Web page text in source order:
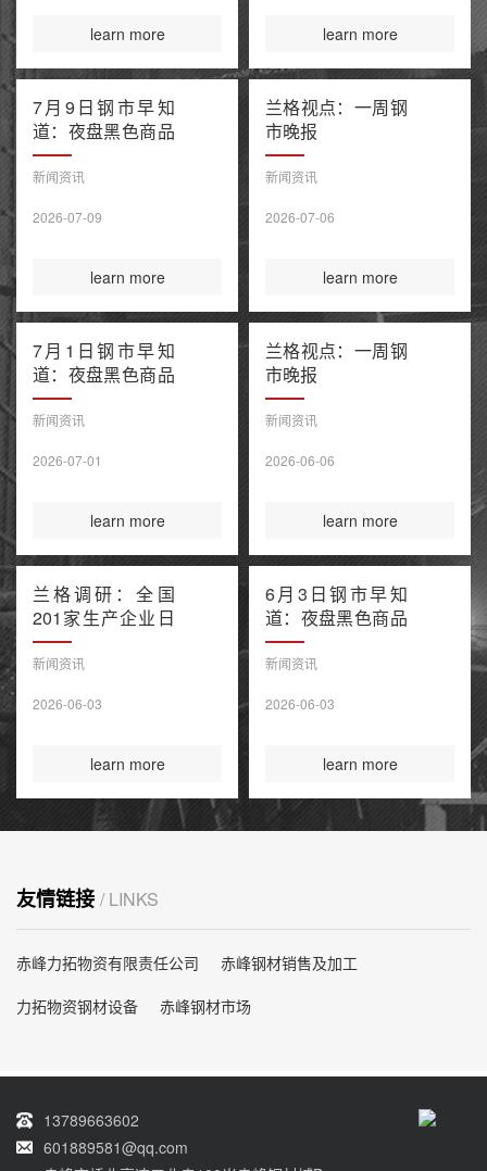
learn more learn more
7月9日钢市早知
道：夜盘黑色商品
整体收涨 原油大
涨引爆全球债市抛
忘录“已终结”
新闻资讯
2026-07-09
learn more
兰格视点：一周钢
市晚报
新闻资讯
2026-07-06
learn more
7月1日钢市早知
道：夜盘黑色商品
窄幅波动 上半年
百强房企销售额降
钢铁保障新规今起
新闻资讯
2026-07-01
learn more
兰格视点：一周钢
市晚报
新闻资讯
2026-06-06
learn more
兰格调研：全国
201家生产企业日
均铁水产量环比上
升（6月3日）
新闻资讯
2026-06-03
learn more
6月3日钢市早知
道：夜盘黑色商品
多数收涨 IEA警告
全球石油库存或于
国际煤炭投资创14
新闻资讯
2026-06-03
learn more
友情链接 / LINKS
赤峰力拓物资有限责任公司
赤峰钢材销售及加工
力拓物资钢材设备
赤峰钢材市场
13789663602
601889581@qq.com